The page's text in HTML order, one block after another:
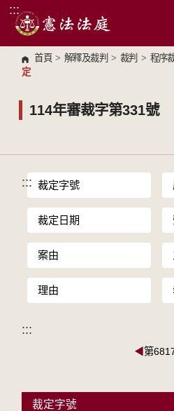
跳到主要內容區塊
:::
首頁 > 解釋及裁判 > 裁判 > 程序
定
114年審裁字第331號
::: 裁定字號
裁定日期
案由
理由
:::
◀第
裁定字號